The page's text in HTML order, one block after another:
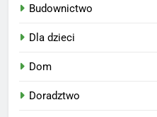
Budownictwo
Dla dzieci
Dom
Doradztwo